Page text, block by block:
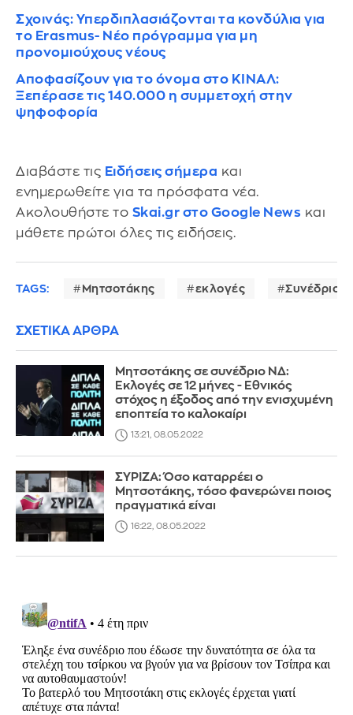
Σχοινάς: Υπερδιπλασιάζονται τα κονδύλια για
το Erasmus- Νέο πρόγραμμα για μη
προνομιούχους νέους
Αποφασίζουν για το όνομα στο ΚΙΝΑΛ:
Ξεπέρασε τις 140.000 η συμμετοχή στην
ψηφοφορία
Διαβάστε τις Ειδήσεις σήμερα και
ενημερωθείτε για τα πρόσφατα νέα.
Ακολουθήστε το Skai.gr στο Google News και
μάθετε πρώτοι όλες τις ειδήσεις.
TAGS: Μητσοτάκης εκλογές Συνέδριο
ΣΧΕΤΙΚΑ ΑΡΘΡΑ
Μητσοτάκης σε συνέδριο ΝΔ:
Εκλογές σε 12 μήνες - Εθνικός
στόχος η έξοδος από την ενισχυμένη
εποπτεία το καλοκαίρι
13:21, 08.05.2022
ΣΥΡΙΖΑ: Όσο καταρρέει ο
Μητσοτάκης, τόσο φανερώνει ποιος
πραγματικά είναι
16:22, 08.05.2022